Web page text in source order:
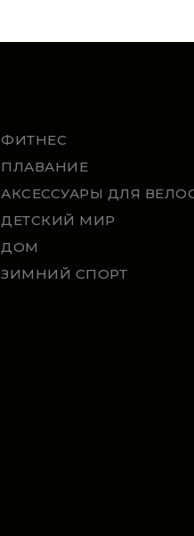
ФИТНЕС
ПЛАВАНИЕ
АКСЕССУАРЫ ДЛЯ
ДЕТСКИЙ МИР
ДОМ
ЗИМНИЙ СПОРТ